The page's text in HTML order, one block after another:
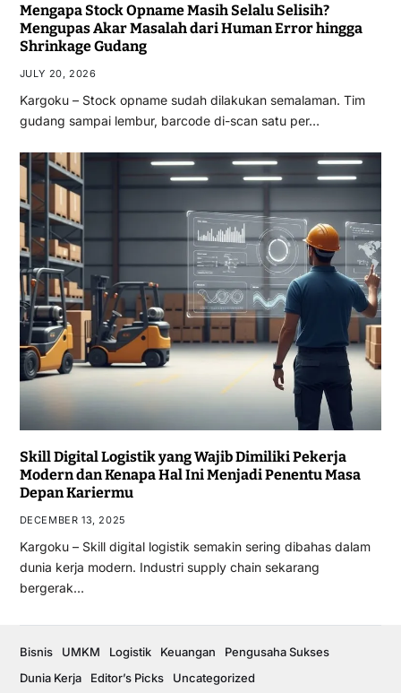
Mengapa Stock Opname Masih Selalu Selisih?
Mengupas Akar Masalah dari Human Error hingga
Shrinkage Gudang
JULY 20, 2026
Kargoku – Stock opname sudah dilakukan semalaman. Tim
gudang sampai lembur, barcode di-scan satu per…
Skill Digital Logistik yang Wajib Dimiliki Pekerja
Modern dan Kenapa Hal Ini Menjadi Penentu Masa
Depan Kariermu
DECEMBER 13, 2025
Kargoku – Skill digital logistik semakin sering dibahas dalam
dunia kerja modern. Industri supply chain sekarang
bergerak…
Bisnis UMKM Logistik Keuangan
Pengusaha Sukses
Dunia Kerja
Editor’s Picks Uncategorized